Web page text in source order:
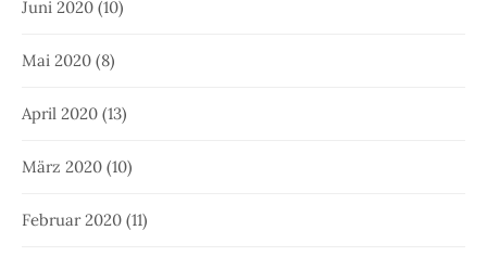
Juni 2020 (10)
Mai 2020 (8)
April 2020 (13)
März 2020 (10)
Februar 2020 (11)